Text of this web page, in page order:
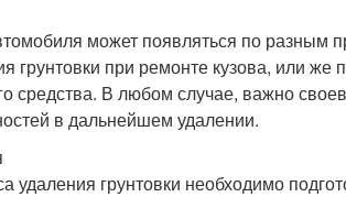
может появляться по разным
грунтовки при ремонте кузова, или
средства. В любом случае, важно
в дальнейшем удалении.
удаления грунтовки необходимо